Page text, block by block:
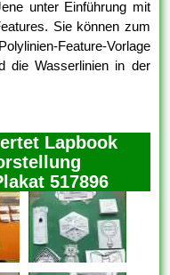
unter Einführung mit
Sie können zum
Feature-Vorlage
die Wasserlinien in der
Lapbook
517896